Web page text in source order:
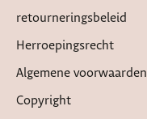
retourneringsbeleid
Herroepingsrecht
Algemene voorwaarden
Copyright